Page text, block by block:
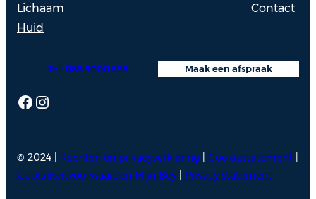
Lichaam
Huid
Contact
Facebook
Instagram
Maak een afspraak
Tel: 088 9000 535
© 2024 | Rechten en privacyverklaring Cookiestatement
Gebruikersvoorwaarden Mijn Bey
Privacy statement